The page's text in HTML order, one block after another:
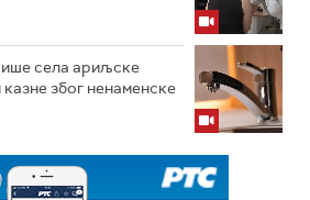
села ариљске
због ненаменске